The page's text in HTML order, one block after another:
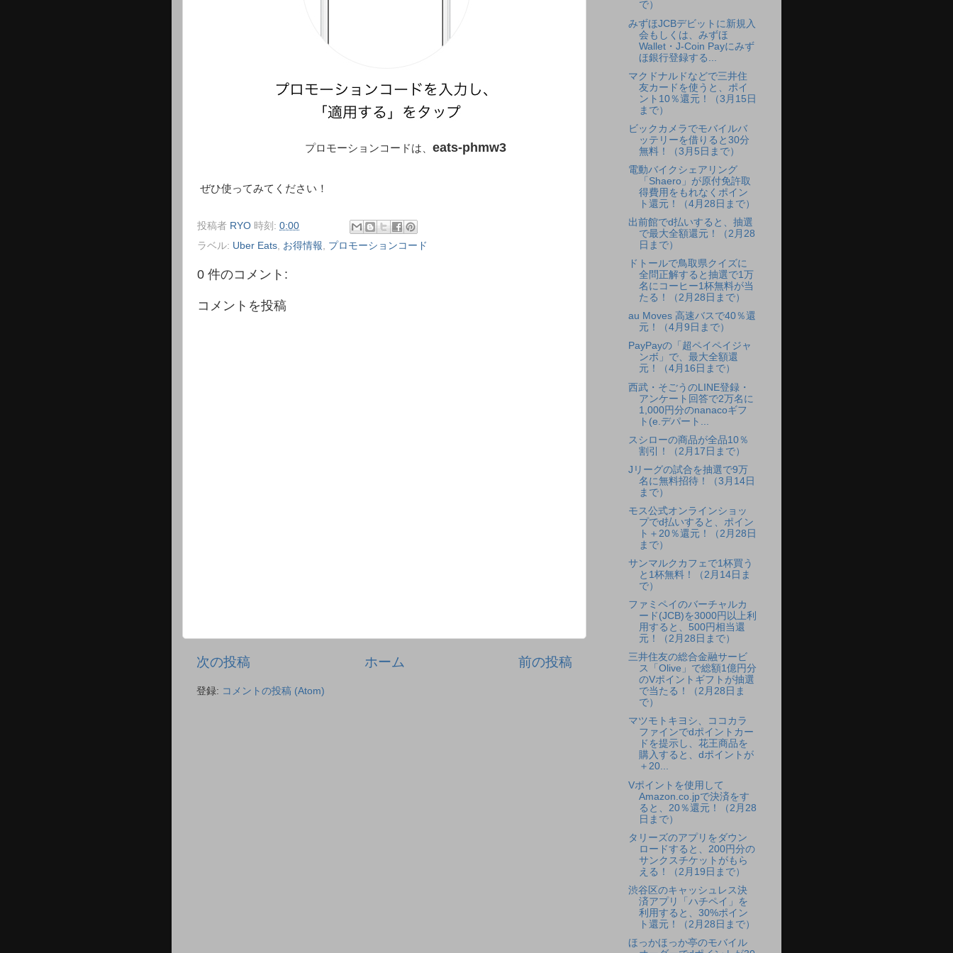
プロモーションコードは、 eats-phmw3
ぜひ使ってみてください！
投稿者 RYO 時刻: 0:00
ラベル: Uber Eats お得情報 プロモーションコード
0 件のコメント:
コメントを投稿
次の投稿 前の投稿
ホーム
登録: コメントの投稿 (Atom)
で）
みずほJCBデビットに新規入
会もしくは、みずほ
Wallet・J-Coin Payにみず
ほ銀行登録する...
マクドナルドなどで三井住
友カードを使うと、ポイ
ント10％還元！（3月15日
まで）
ビックカメラでモバイルバ
ッテリーを借りると30分
無料！（3月5日まで）
電動バイクシェアリング
「Shaero」が原付免許取
得費用をもれなくポイン
ト還元！（4月28日まで）
出前館でd払いすると、抽選
で最大全額還元！（2月28
日まで）
ドトールで鳥取県クイズに
全問正解すると抽選で1万
名にコーヒー1杯無料が当
たる！（2月28日まで）
au Moves 高速バスで40％還
元！（4月9日まで）
PayPayの「超ペイペイジャ
ンボ」で、最大全額還
元！（4月16日まで）
西武・そごうのLINE登録・
アンケート回答で2万名に
1,000円分のnanacoギフ
ト(e.デパート...
スシローの商品が全品10％
割引！（2月17日まで）
Jリーグの試合を抽選で9万
名に無料招待！（3月14日
まで）
モス公式オンラインショッ
プでd払いすると、ポイン
ト＋20％還元！（2月28日
まで）
サンマルクカフェで1杯買う
と1杯無料！（2月14日ま
で）
ファミペイのバーチャルカ
ード(JCB)を3000円以上利
用すると、500円相当還
元！（2月28日まで）
三井住友の総合金融サービ
ス「Olive」で総額1億円分
のVポイントギフトが抽選
で当たる！（2月28日ま
で）
マツモトキヨシ、ココカラ
ファインでdポイントカー
ドを提示し、花王商品を
購入すると、dポイントが
＋20...
Vポイントを使用して
Amazon.co.jpで決済をす
ると、20％還元！（2月28
日まで）
タリーズのアプリをダウン
ロードすると、200円分の
サンクスチケットがもら
える！（2月19日まで）
渋谷区のキャッシュレス決
済アプリ「ハチペイ」を
利用すると、30%ポイン
ト還元！（2月28日まで）
ほっかほっか亭のモバイル